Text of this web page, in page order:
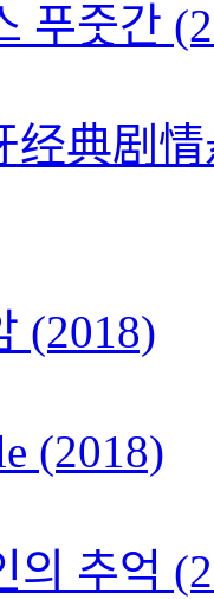
푸줏간
经典剧
(2018)
(2018)
의 추억